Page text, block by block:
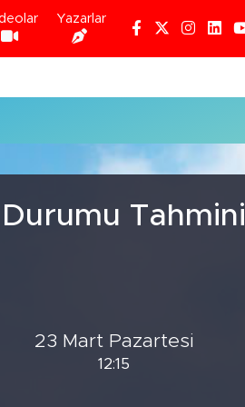
Yazarlar
Durumu Tahmini
23 Mart Pazartesi
12:15